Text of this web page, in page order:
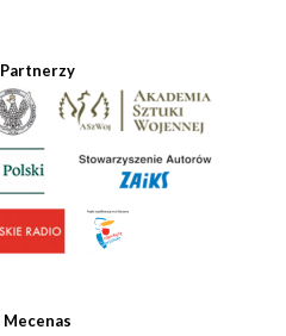
Partnerzy
Mecenas